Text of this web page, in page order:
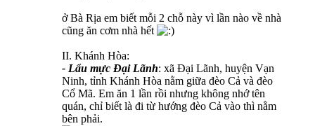
ở Bà Rịa em biết mỗi 2 chỗ này vì lần nào về nhà
cũng ăn cơm nhà hết
II. Khánh Hòa:
- Lẩu mực Đại Lãnh: xã Đại Lãnh, huyện Vạn
Ninh, tỉnh Khánh Hòa nằm giữa đèo Cả và đèo
Cổ Mã. Em ăn 1 lần rồi nhưng không nhớ tên
quán, chỉ biết là đi từ hướng đèo Cả vào thì nằm
bên phải.